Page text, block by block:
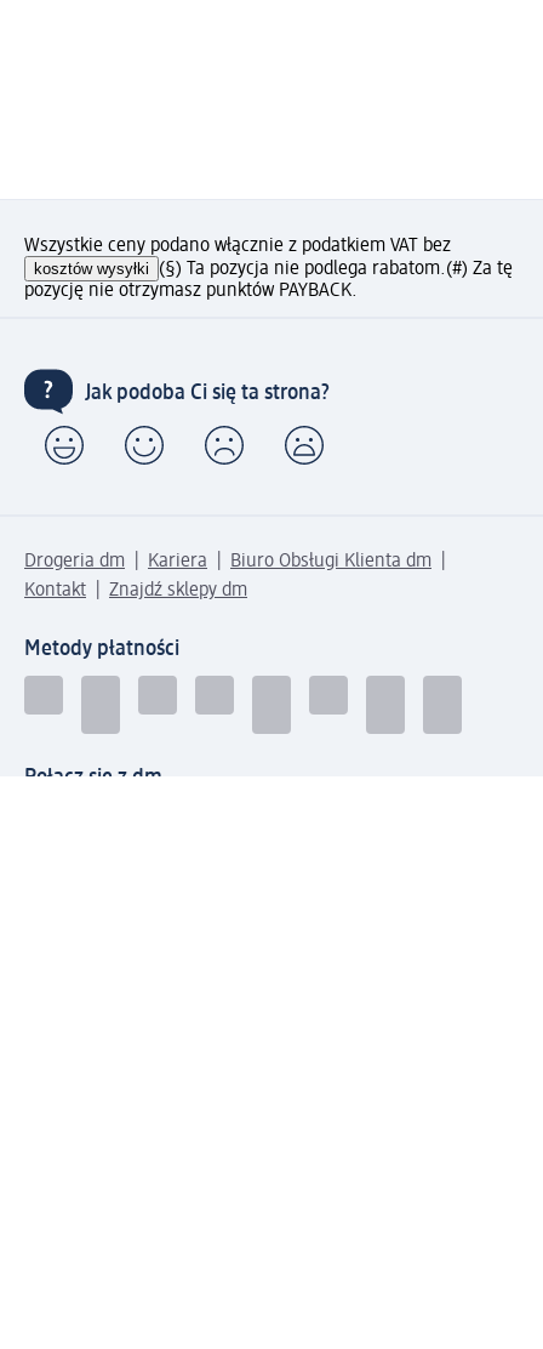
Wszystkie ceny podano włącznie z podatkiem VAT bez
kosztów wysyłki (§) Ta pozycja nie podlega rabatom.(#) Za tę
pozycję nie otrzymasz punktów PAYBACK.
Jak podoba Ci się ta strona?
Drogeria dm Kariera
Biuro Obsługi Klienta dm
Kontakt
Znajdź sklepy dm
Metody płatności
Połącz się z dm